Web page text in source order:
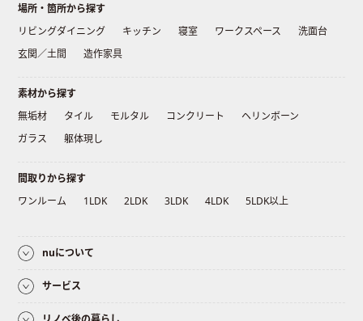
場所・箇所から探す
リビングダイニング
キッチン 寝室 ワークスペース
洗面台
玄関／土間
造作家具
素材から探す
無垢材
タイル モルタル コンクリート
ヘリンボーン
ガラス
躯体現し
間取りから探す
ワンルーム
1LDK 2LDK 3LDK 4LDK 5LDK以上
nuについて
サービス